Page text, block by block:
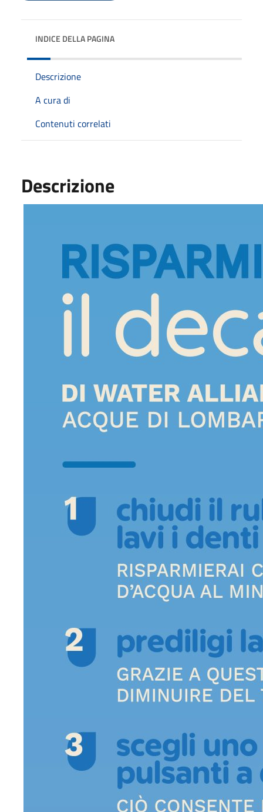
INDICE DELLA PAGINA
Descrizione
A cura di
Contenuti correlati
Descrizione